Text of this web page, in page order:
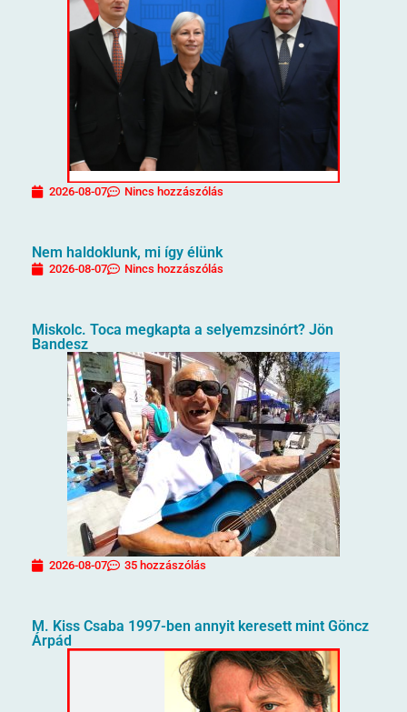
2026-08-07 Nincs hozzászólás
Nem haldoklunk, mi így élünk
2026-08-07 Nincs hozzászólás
Miskolc. Toca megkapta a selyemzsinórt? Jön
Bandesz
2026-08-07 35 hozzászólás
M. Kiss Csaba 1997-ben annyit keresett mint Göncz
Árpád